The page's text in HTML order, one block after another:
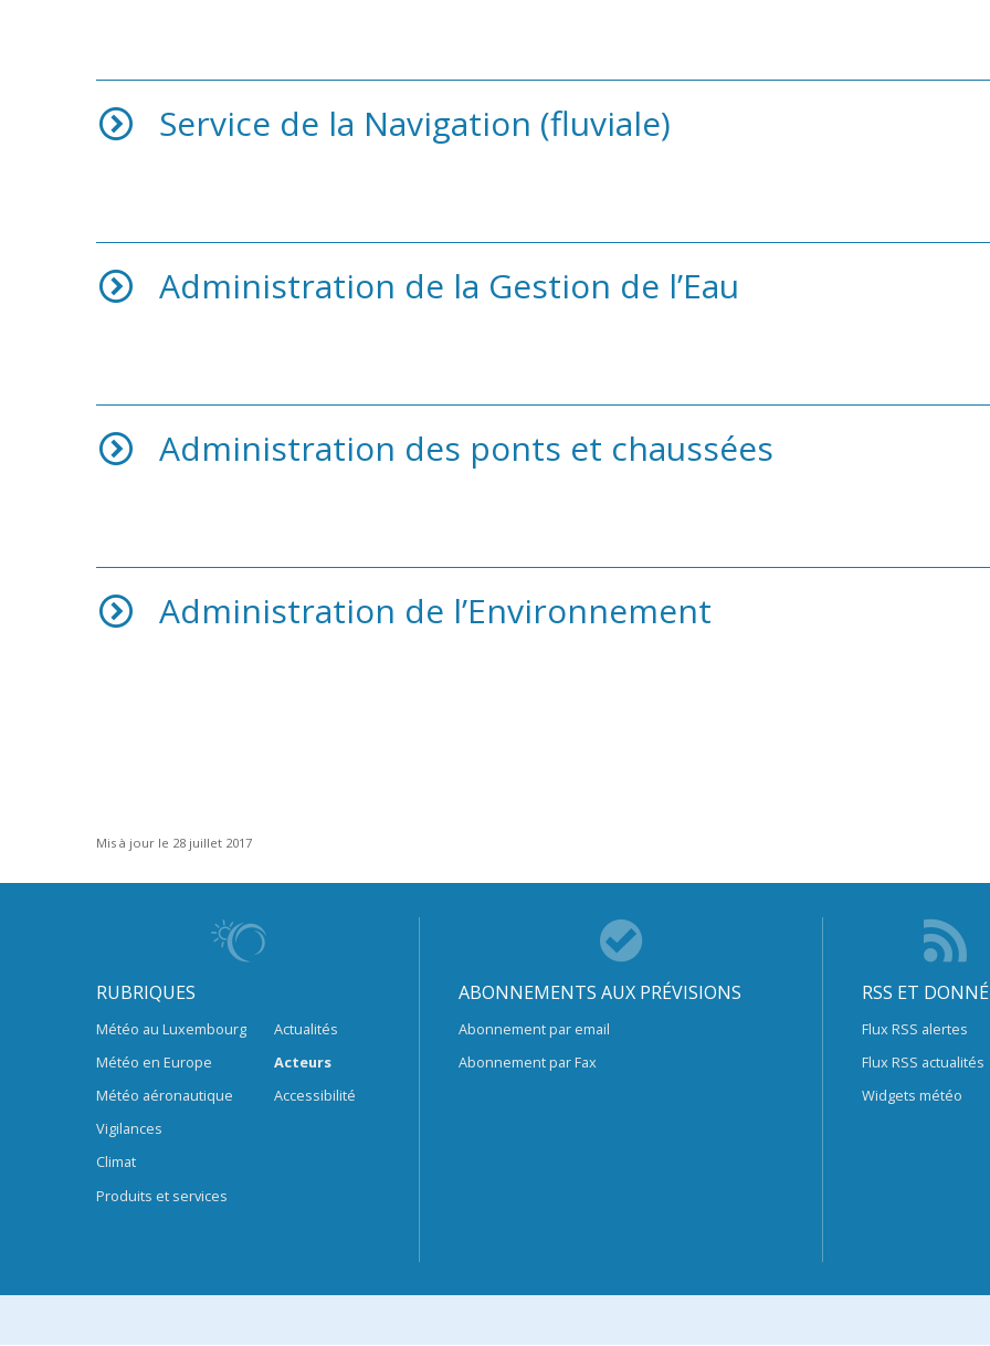
Service de la Navigation (fluviale)
Administration de la Gestion de l’Eau
Administration des ponts et chaussées
Administration de l’Environnement
Mis à jour le 28 juillet 2017
RUBRIQUES
Météo au Luxembourg
Météo en Europe
Météo aéronautique
Vigilances
Climat
Produits et services
Actualités
Acteurs
Accessibilité
ABONNEMENTS AUX PRÉVISIONS
Abonnement par email
Abonnement par Fax
RSS ET
Flux RSS alertes
Flux RSS actualités
Widgets météo